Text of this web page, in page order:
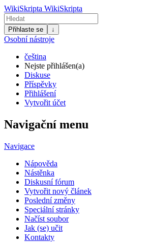
WikiSkripta WikiSkripta
Přihlaste se ↓
Osobní nástroje
čeština
Nejste přihlášen(a)
Diskuse
Příspěvky
Přihlášení
Vytvořit účet
Navigační menu
Navigace
Nápověda
Nástěnka
Diskusní fórum
Vytvořit nový článek
Poslední změny
Speciální stránky
Načíst soubor
Jak (se) učit
Kontakty